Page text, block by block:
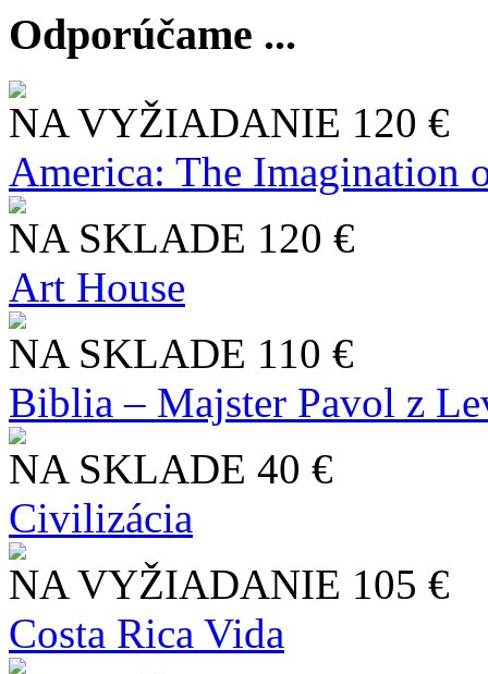
Odporúčame ...
NA VYŽIADANIE 120 €
America: The Imagination
NA SKLADE 120 €
Art House
NA SKLADE 110 €
Biblia – Majster Pavol z
NA SKLADE 40 €
Civilizácia
NA VYŽIADANIE 105 €
Costa Rica Vida